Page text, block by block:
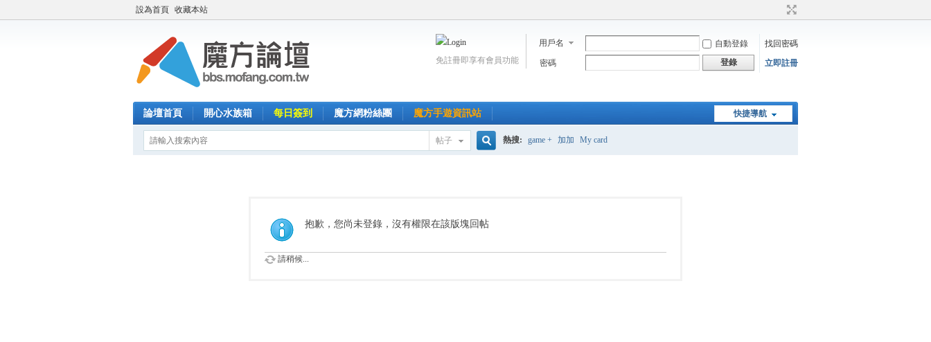
設為首頁 收藏本站
用戶名 自動登錄
找回密碼
密碼
登錄 立即註冊
免註冊即享有會員功能
快捷導航
論壇首頁 開心水族箱 每日簽到 魔方網粉絲團 魔方手遊資訊站
帖子
索
熱搜: game + 加加 My card
抱歉，您尚未登錄，沒有權限在該版塊回帖
請稍候...